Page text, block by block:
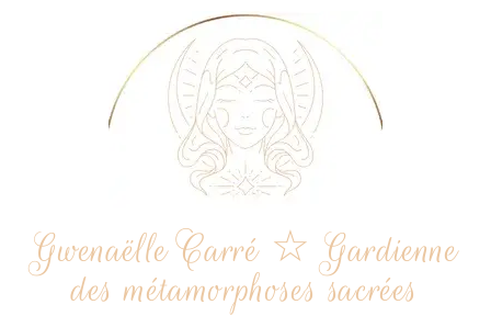
Gwenaëlle Carré ☆ Gardienne
des métamorphoses sacrées